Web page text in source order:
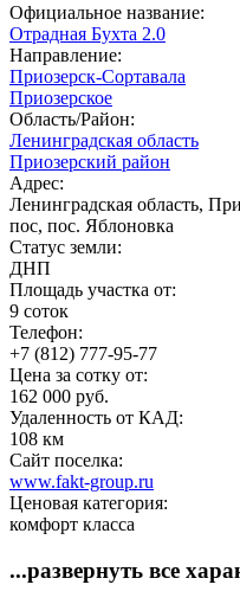
Официальное название:
Отрадная Бухта 2.0
Направление:
Приозерск-Сортавала
Приозерское
Область/Район:
Ленинградская область
Приозерский район
Адрес:
Ленинградская область,
пос, пос. Яблоновка
Статус земли:
ДНП
Площадь участка от:
9 соток
Телефон:
+7 (812) 777-95-77
Цена за сотку от:
162 000 руб.
Удаленность от КАД:
108 км
Сайт поселка:
www.fakt-group.ru
Ценовая категория:
комфорт класса
...развернуть все